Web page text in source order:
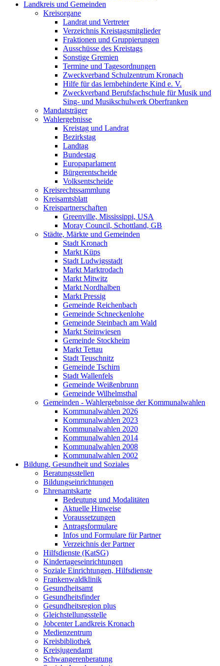
Landkreis und Gemeinden
Kreisorgane
Landrat und Vertreter
Verzeichnis Kreistagsmitglieder
Fraktionen und Gruppierungen
Ausschüsse des Kreistags
Sonstige Gremien
Termine und Tagesordnungen
Zweckverband Schulzentrum Kronach
Hilfe für das lernbehinderte Kind e. V.
Zweckverband Berufsfachschule für Musik und
Sing- und Musikschulwerk Oberfranken
Mandatsträger
Wahlergebnisse
Kreistag und Landrat
Bezirkstag
Landtag
Bundestag
Europaparlament
Bürgerentscheide
Volksentscheide
Kreisrechtssammlung
Kreisamtsblatt
Kreispartnerschaften
Greenville, Mississippi, USA
Moray Council, Schottland, GB
Städte, Märkte und Gemeinden
Stadt Kronach
Markt Küps
Stadt Ludwigsstadt
Markt Marktrodach
Markt Mitwitz
Markt Nordhalben
Markt Pressig
Gemeinde Reichenbach
Gemeinde Schneckenlohe
Gemeinde Steinbach am Wald
Markt Steinwiesen
Gemeinde Stockheim
Markt Tettau
Stadt Teuschnitz
Gemeinde Tschirn
Stadt Wallenfels
Gemeinde Weißenbrunn
Gemeinde Wilhelmsthal
Gemeinden - Wahlergebnisse der Kommunalwahlen
Kommunalwahlen 2026
Kommunalwahlen 2023
Kommunalwahlen 2020
Kommunalwahlen 2014
Kommunalwahlen 2008
Kommunalwahlen 2002
Bildung, Gesundheit und Soziales
Beratungsstellen
Bildungseinrichtungen
Ehrenamtskarte
Bedeutung und Modalitäten
Aktuelle Hinweise
Voraussetzungen
Antragsformulare
Infos und Formulare für Partner
Verzeichnis der Partner
Hilfsdienste (KatSG)
Kindertageseinrichtungen
Soziale Einrichtungen, Hilfsdienste
Frankenwaldklinik
Gesundheitsamt
Gesundheitsfinder
Gesundheitsregion plus
Gleichstellungsstelle
Jobcenter Landkreis Kronach
Medienzentrum
Kreisbibliothek
Kreisjugendamt
Schwangerenberatung